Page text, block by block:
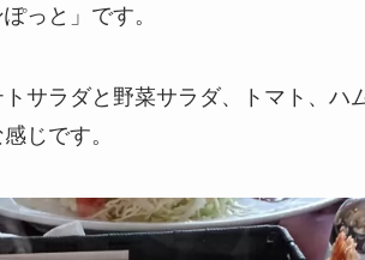
っと」です。
サラダと野菜サラダ、トマト、ハ
じです。